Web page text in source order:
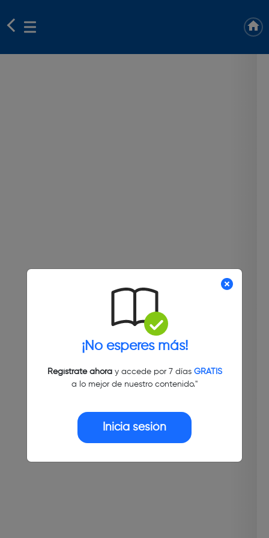
¡No esperes más!
Regístrate ahoray accede por 7 días GRATIS
a lo mejor de nuestro contenido."
Inicia sesión